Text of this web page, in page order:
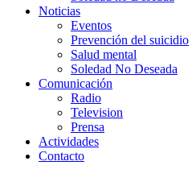
Noticias
Eventos
Prevención del suicidio
Salud mental
Soledad No Deseada
Comunicación
Radio
Television
Prensa
Actividades
Contacto